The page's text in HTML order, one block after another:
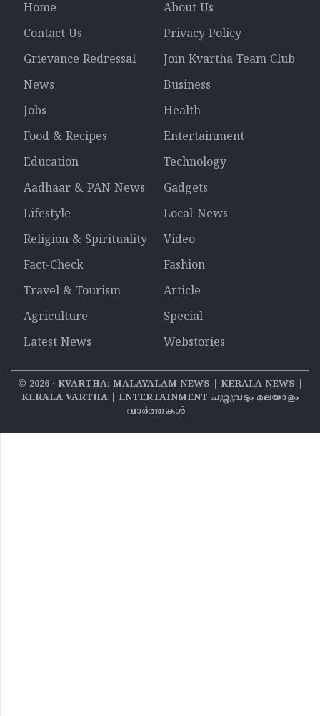
Home
About Us
Contact Us
Privacy Policy
Grievance Redressal
Join Kvartha Team Club
News
Business
Jobs
Health
Food & Recipes
Entertainment
Education
Technology
Aadhaar & PAN News
Gadgets
Lifestyle
Local-News
Religion & Spirituality
Video
Fact-Check
Fashion
Travel & Tourism
Article
Agriculture
Special
Latest News
Webstories
© 2026‧ KVARTHA: MALAYALAM NEWS | KERALA NEWS |
KERALA VARTHA | ENTERTAINMENT ചുറ്റുവട്ടം മലയാളം
വാര്‍ത്തകൾ |